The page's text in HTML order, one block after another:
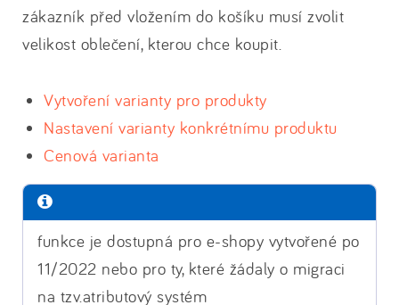
zákazník před vložením do košíku musí zvolit
velikost oblečení, kterou chce koupit.
Vytvoření varianty pro produkty
Nastavení varianty konkrétnímu produktu
Cenová varianta
funkce je dostupná pro e-shopy vytvořené po
11/2022 nebo pro ty, které žádaly o migraci
na tzv.atributový systém